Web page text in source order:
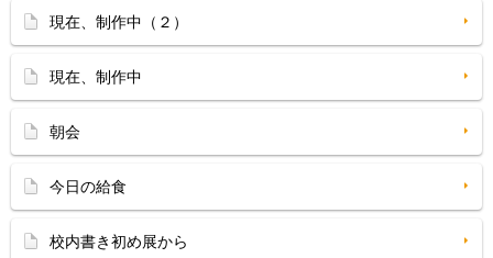
現在、制作中（２）
現在、制作中
朝会
今日の給食
校内書き初め展から